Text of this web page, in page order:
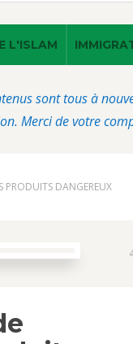
L'ISLAM
sont tous à
Merci de votre
PRODUITS DANGEREUX